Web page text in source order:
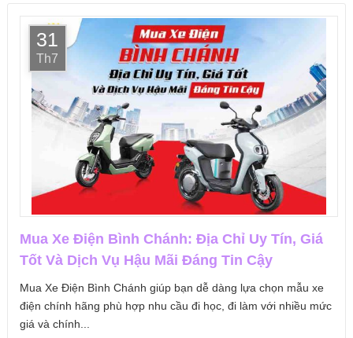
31
Th7
Mua Xe Điện Bình Chánh: Địa Chỉ Uy Tín, Giá
Tốt Và Dịch Vụ Hậu Mãi Đáng Tin Cậy
Mua Xe Điện Bình Chánh giúp bạn dễ dàng lựa chọn mẫu xe
điện chính hãng phù hợp nhu cầu đi học, đi làm với nhiều mức
giá và chính...